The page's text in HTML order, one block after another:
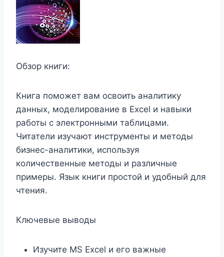
Обзор книги:
Книга поможет вам освоить аналитику
данных, моделирование в Excel и навыки
работы с электронными таблицами.
Читатели изучают инструменты и методы
бизнес-аналитики, используя
количественные методы и различные
примеры. Язык книги простой и удобный для
чтения.
Ключевые выводы
Изучите MS Excel и его важные